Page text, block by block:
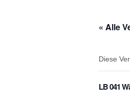
« Alle
Diese
LB 041